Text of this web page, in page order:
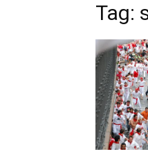
Tag: